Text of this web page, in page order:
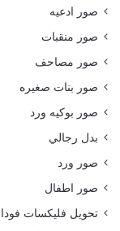
صور ادعيه
صور منقبات
صور مصاحف
صور بنات صغيره
صور بوكيه ورد
بدل رجالي
صور ورد
صور اطفال
تحويل فليكسات